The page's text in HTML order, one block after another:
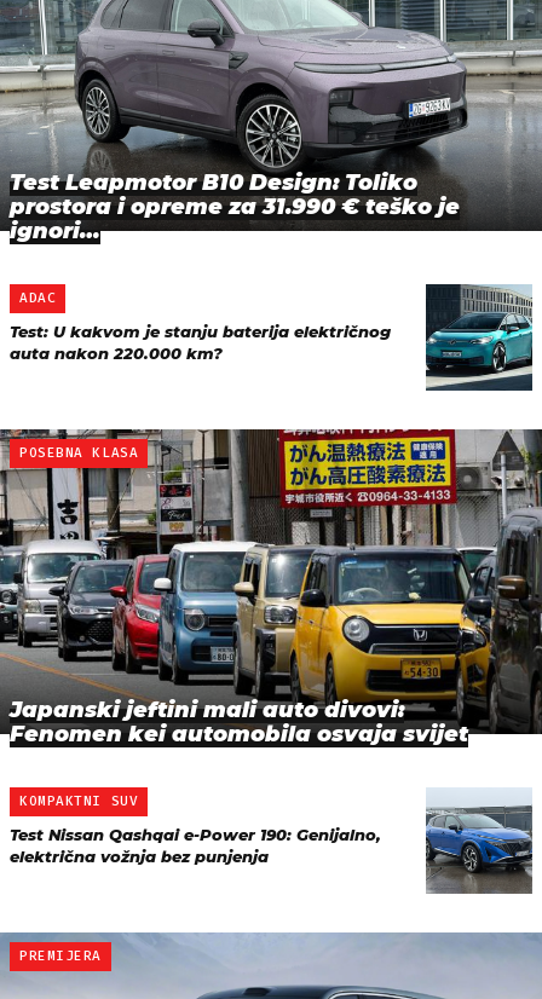
Test Leapmotor B10 Design: Toliko
prostora i opreme za 31.990 € teško je
ignori…
ADAC
Test: U kakvom je stanju baterija električnog
auta nakon 220.000 km?
POSEBNA KLASA
Japanski jeftini mali auto divovi:
Fenomen kei automobila osvaja svijet
KOMPAKTNI SUV
Test Nissan Qashqai e-Power 190: Genijalno,
električna vožnja bez punjenja
PREMIJERA